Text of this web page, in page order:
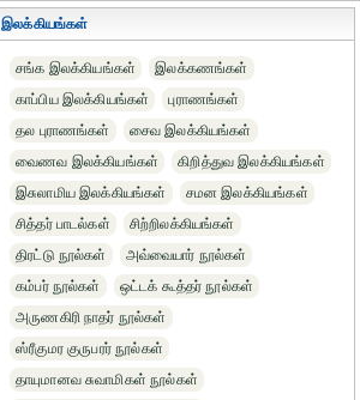
இலக்கியங்கள்
சங்க இலக்கியங்கள்
இலக்கணங்கள்
காப்பிய இலக்கியங்கள்
புராணங்கள்
தல புராணங்கள்
சைவ இலக்கியங்கள்
வைணவ இலக்கியங்கள்
கிறித்துவ இலக்கியங்கள்
இசுலாமிய இலக்கியங்கள்
சமன இலக்கியங்கள்
சித்தர் பாடல்கள்
சிற்றிலக்கியங்கள்
திரட்டு நூல்கள்
அவ்வையார் நூல்கள்
கம்பர் நூல்கள்
ஒட்டக் கூத்தர் நூல்கள்
அருணகிரி நாதர் நூல்கள்
ஸ்ரீகுமர குருபரர் நூல்கள்
தாயுமானவ சுவாமிகள் நூல்கள்